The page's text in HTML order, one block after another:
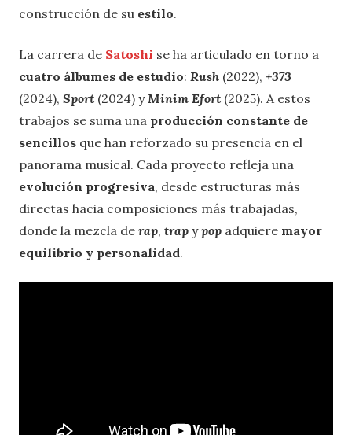
construcción de su estilo.
La carrera de Satoshi se ha articulado en torno a
cuatro álbumes de estudio: Rush (2022), +373
(2024), Sport (2024) y Minim Efort (2025). A estos
trabajos se suma una producción constante de
sencillos que han reforzado su presencia en el
panorama musical. Cada proyecto refleja una
evolución progresiva, desde estructuras más
directas hacia composiciones más trabajadas,
donde la mezcla de rap, trap ypop adquiere mayor
equilibrio y personalidad.